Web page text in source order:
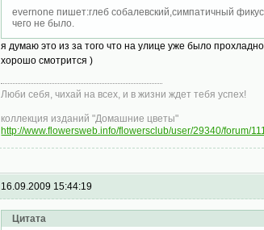
evernone пишет:глеб собалевский,симпатичный
чего не было.
я думаю это из за того что на улице уже было
хорошо смотрится )
Люби себя, чихай на всех, и в жизни ждет тебя успех!
коллекция изданий "Домашние цветы"
http://www.flowersweb.info/flowersclub/user/29340/forum/
16.09.2009 15:44:19
Цитата